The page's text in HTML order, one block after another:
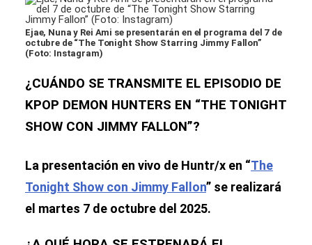
Ejae, Nuna y Rei Ami se presentarán en el programa del 7 de
octubre de “The Tonight Show Starring Jimmy Fallon”
(Foto: Instagram)
¿CUÁNDO SE TRANSMITE EL EPISODIO DE
KPOP DEMON HUNTERS EN “THE TONIGHT
SHOW CON JIMMY FALLON”?
La presentación en vivo de Huntr/x en “The
Tonight Show con Jimmy Fallon” se realizará
el martes 7 de octubre del 2025.